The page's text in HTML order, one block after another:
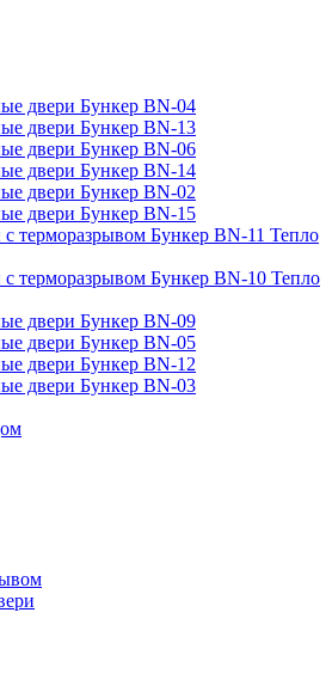
двери Бункер BN-04
двери Бункер BN-13
двери Бункер BN-06
двери Бункер BN-14
двери Бункер BN-02
двери Бункер BN-15
с терморазрывом Бункер BN-11 Тепло
с терморазрывом Бункер BN-10 Тепло
двери Бункер BN-09
двери Бункер BN-05
двери Бункер BN-12
двери Бункер BN-03